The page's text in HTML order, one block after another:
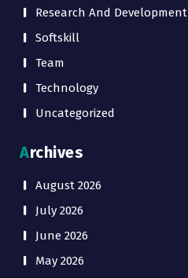
Research And Development
Softskill
Team
Technology
Uncategorized
Archives
August 2026
July 2026
June 2026
May 2026